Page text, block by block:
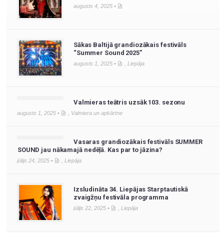
augusts 4, 2025 •
Sākas Baltijā grandiozākais festivāls
“Summer Sound 2025”
augusts 1, 2025 • , Liepāja
Valmieras teātris uzsāk 103. sezonu
augusts 1, 2025 • , Valmiera un apkārtne
Vasaras grandiozākais festivāls SUMMER
SOUND jau nākamajā nedēļā. Kas par to jāzina?
jūlijs 24, 2025 • , Liepāja
Izsludināta 34. Liepājas Starptautiskā
zvaigžņu festivāla programma
jūlijs 22, 2025 • , Liepāja